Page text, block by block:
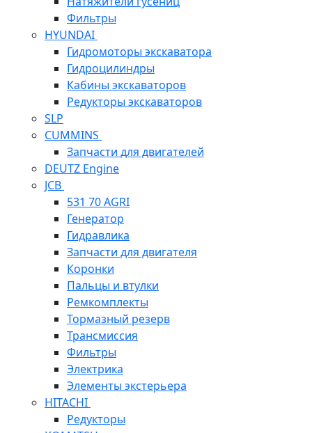
Фильтры
HYUNDAI
Гидромоторы экскаватора
Гидроцилиндры
Кабины экскаваторов
Редукторы экскаваторов
SLP
CUMMINS
Запчасти для двигателей
DEUTZ Engine
JCB
531 70 AGRI
Генератор
Гидравлика
Запчасти для двигателя
Коронки
Пальцы и втулки
Ремкомплекты
Тормазный резерв
Трансмиссия
Фильтры
Электрика
Элементы экстерьера
HITACHI
Редукторы